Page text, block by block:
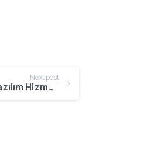
Next post
ERP Yazılım Hizmeti